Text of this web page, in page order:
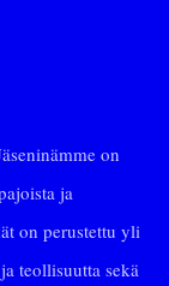
on
ja
on perustettu yli
teollisuutta sekä